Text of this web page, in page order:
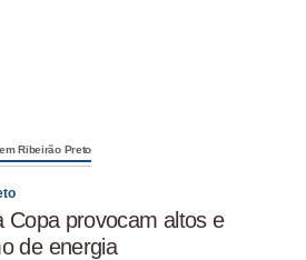
Ribeirão Preto
Copa provocam altos e
de energia